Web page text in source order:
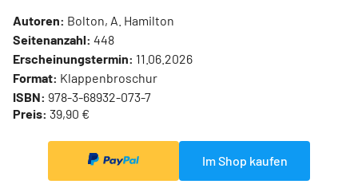
Autoren: Bolton, A. Hamilton
Seitenanzahl: 448
Erscheinungstermin: 11.06.2026
Format: Klappenbroschur
ISBN: 978-3-68932-073-7
Preis: 39,90 €
Im Shop kaufen